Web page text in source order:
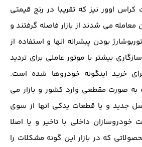
اوور نیز که تقریبا در رنج قیمتی
تومان معامله می شدند از بازار فاصله گرفتند و
بودن پبشرانه انها و استفاده از
بیشتر با موتور عاملی برای تردید
خرید اینگونه خودروها شده است.
به صورت مقطعی وارد کشور و بازار می
جدید و یا قطعات یدکی انها از سوی
داخلی با تاخیر و یا اصلا
که در بازار این گونه مشکلات را